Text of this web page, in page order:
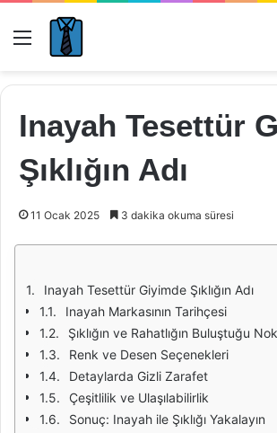
Menü
Inayah Tesettür
Şıklığın Adı
11 Ocak 2025 3 dakika okuma süresi
Inayah Tesettür Giyimde Şıklığın Adı
Inayah Markasının Tarihçesi
Şıklığın ve Rahatlığın Buluştuğu
Renk ve Desen Seçenekleri
Detaylarda Gizli Zarafet
Çeşitlilik ve Ulaşılabilirlik
Sonuç: Inayah ile Şıklığı Yakalayın